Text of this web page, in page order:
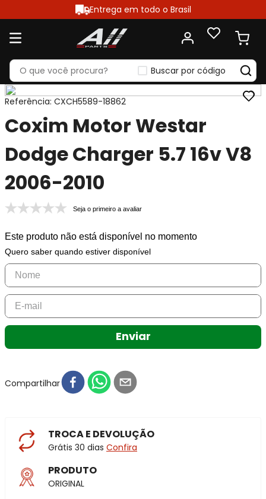
Entrega em todo o Brasil
Buscar por código
Referência: CXCH5589-18862
Coxim Motor Westar
Dodge Charger 5.7 16v V8
2006-2010
Seja o primeiro a avaliar
Este produto não está disponível no momento
Quero saber quando estiver disponível
Enviar
Compartilhar
TROCA E DEVOLUÇÃO
Grátis 30 dias Confira
PRODUTO
ORIGINAL